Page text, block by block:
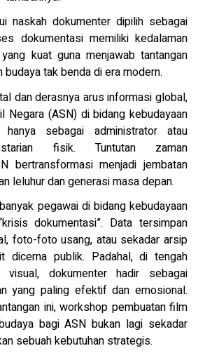
naskah dokumenter dipilih sebagai
dokumentasi memiliki kedalaman
kuat guna menjawab tantangan
tak benda di era modern.
dan derasnya arus informasi global,
Negara (ASN) di bidang kebudayaan
sebagai administrator atau
fisik. Tuntutan zaman
bertransformasi menjadi jembatan
leluhur dan generasi masa depan.
pegawai di bidang kebudayaan
dokumentasi”. Data tersimpan
foto-foto usang, atau sekadar arsip
dicerna publik. Padahal, di tengah
visual, dokumenter hadir sebagai
yang paling efektif dan emosional.
ini, workshop pembuatan film
bagi ASN bukan lagi sekadar
sebuah kebutuhan strategis.